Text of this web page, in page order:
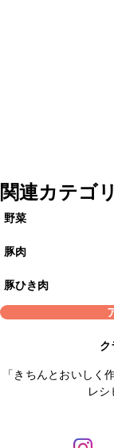
関連カテゴリ
野菜
豚肉
豚ひき肉
ク
「きちんとおいしく
レシ